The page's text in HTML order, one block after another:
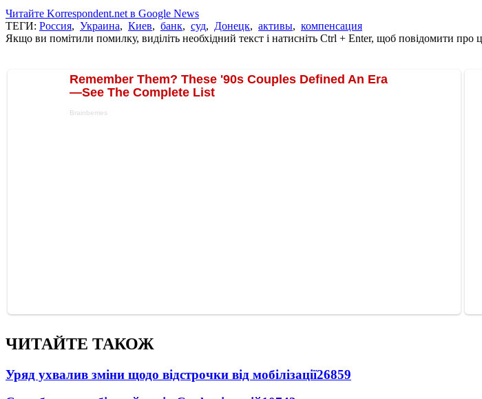
Читайте Korrespondent.net в Google News
ТЕГИ: Россия, Украина, Киев, банк, суд, Донецк, активы, компенсация
Якщо ви помітили помилку, виділіть необхідний текст і натисніть Ctrl + Enter, щоб повідомити про
ЧИТАЙТЕ ТАКОЖ
Уряд ухвалив зміни щодо відстрочки від мобілізації26859